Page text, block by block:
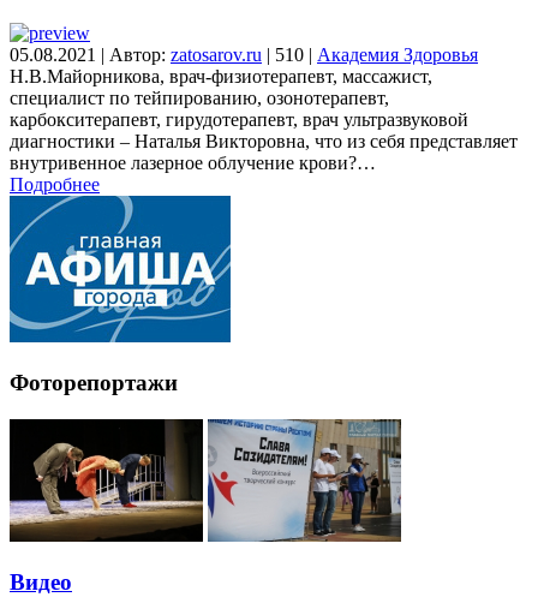
05.08.2021 | Автор: zatosarov.ru | 510 | Академия Здоровья
Н.В.Майорникова, врач-физиотерапевт, массажист,
специалист по тейпированию, озонотерапевт,
карбокситерапевт, гирудотерапевт, врач ультразвуковой
диагностики – Наталья Викторовна, что из себя представляет
внутривенное лазерное облучение крови?…
Подробнее
Фоторепортажи
Видео